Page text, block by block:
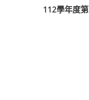
112學年度